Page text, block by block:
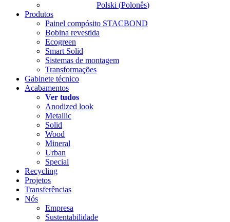
Polski (Polonês)
Produtos
Painel compósito STACBOND
Bobina revestida
Ecogreen
Smart Solid
Sistemas de montagem
Transformações
Gabinete técnico
Acabamentos
Ver tudos
Anodized look
Metallic
Solid
Wood
Mineral
Urban
Special
Recycling
Projetos
Transferências
Nós
Empresa
Sustentabilidade